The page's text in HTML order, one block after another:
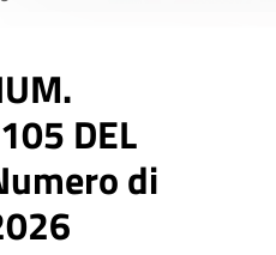
DEL
di